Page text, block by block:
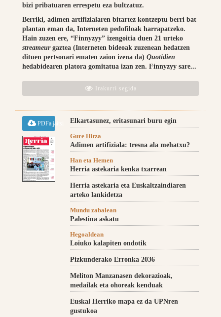
bizi pribatuaren errespetu eza bultzatuz.
Berriki, adimen artifizialaren bitartez kontzeptu berri bat
plantan eman da, Interneten pedofiloak harrapatzeko.
Hain zuzen ere, “Finnyzyy” izengoitia duen 21 urteko
streameurgaztea (Interneten bideoak zuzenean hedatzen
dituen pertsonari ematen zaion izena da) Quotidien
hedabidearen platora gomitatua izan zen. Finnyzyy sare...
Irakurri segida
PDFa jaitsi Elkartasunez, eritasunari buru egin
Gure Hitza
Adimen artifiziala: tresna ala mehatxu?
Han eta Hemen
Herria astekaria kenka txarrean
Herria astekaria eta Euskaltzaindiaren
arteko lankidetza
Mundu zabalean
Palestina askatu
Hegoaldean
Loiuko kalapiten ondotik
Pizkunderako Erronka 2036
Meliton Manzanasen dekorazioak,
medailak eta ohoreak kenduak
Euskal Herriko mapa ez da UPNren
gustukoa